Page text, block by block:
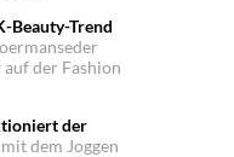
Beauty-Trend
der Fashion
der
dem Joggen